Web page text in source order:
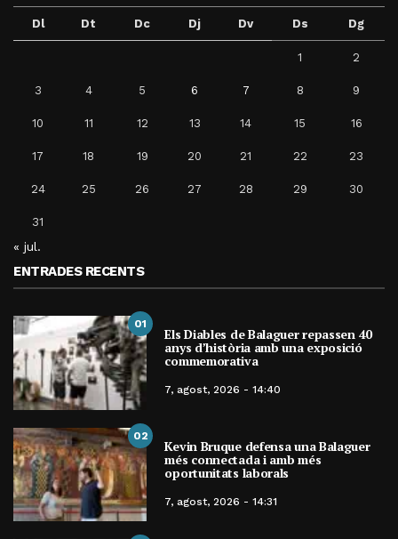
Dl Dt Dc Dj Dv Ds Dg
1 2
3 4 5 6 7 8 9
10 11 12 13 14 15 16
17 18 19 20 21 22 23
24 25 26 27 28 29 30
31
« jul.
ENTRADES RECENTS
01
Els Diables de Balaguer repassen 40
anys d’història amb una exposició
commemorativa
7, agost, 2026 - 14:40
02
Kevin Bruque defensa una Balaguer
més connectada i amb més
oportunitats laborals
7, agost, 2026 - 14:31